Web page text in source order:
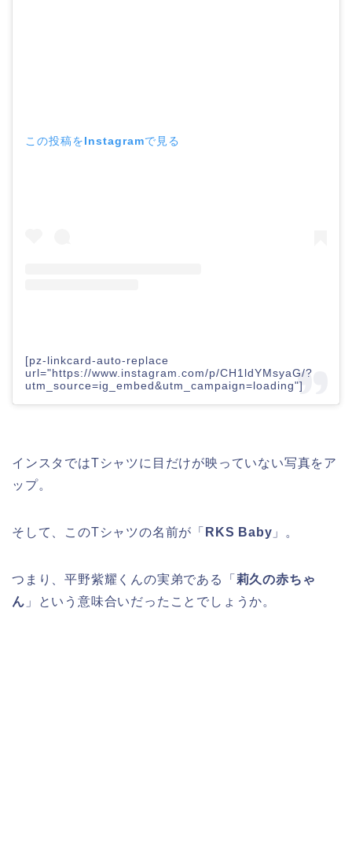
この投稿をInstagramで見る
[pz-linkcard-auto-replace
url="https://www.instagram.com/p/CH1ldYMsyaG/?
utm_source=ig_embed&utm_campaign=loading"]
インスタではTシャツに目だけが映っていない写真をア
ップ。
そして、このTシャツの名前が「 RKS Baby 」。
つまり、平野紫耀くんの実弟である「 莉久の赤ちゃ
ん 」という意味合いだったことでしょうか。